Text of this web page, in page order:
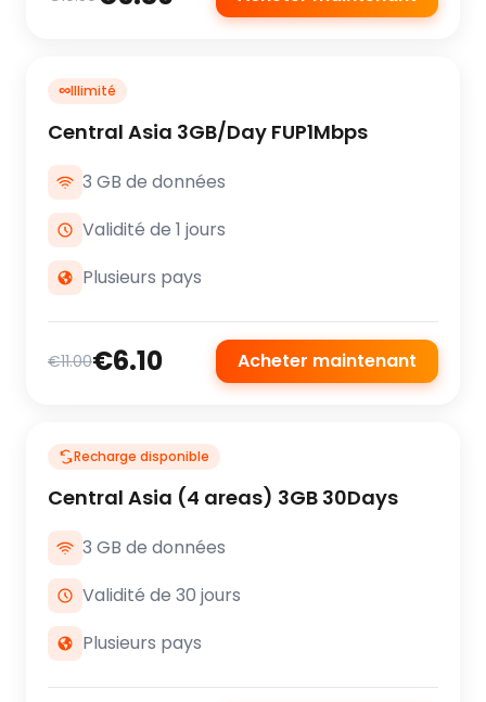
∞Illimité
Central Asia 3GB/Day FUP1Mbps
3 GB de données
Validité de 1 jours
Plusieurs pays
€11.00€6.10 Acheter maintenant
Recharge disponible
Central Asia (4 areas) 3GB 30Days
3 GB de données
Validité de 30 jours
Plusieurs pays